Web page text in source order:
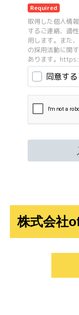
株式会社